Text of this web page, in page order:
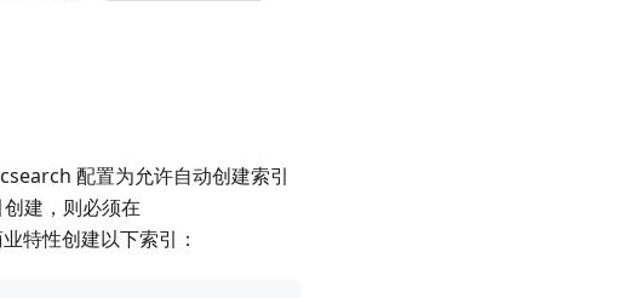
配置为允许自动创建索引
建，则必须在
特性创建以下索引：